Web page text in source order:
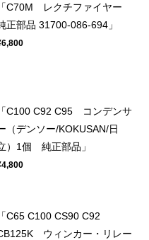
「C70M レクチファイヤー
正部品 31700-086-694」
「C100 C92 C95 コンデンサ
（デンソー/KOKUSAN/日
）1個 純正部品」
「C65 C100 CS90 C92
ウィンカー・リレー